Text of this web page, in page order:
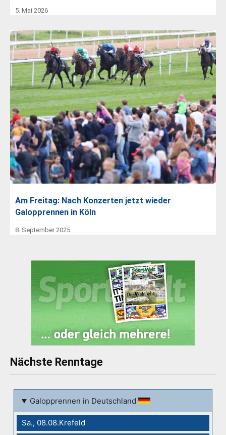
5. Mai 2026
Am Freitag: Nach Konzerten jetzt wieder
Galopprennen in Köln
8. September 2025
Nächste Renntage
Galopprennen in Deutschland
Sa., 08.08.Krefeld